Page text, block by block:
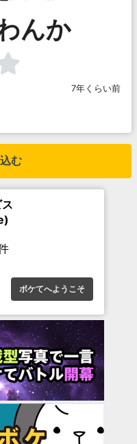
んか
7年くらい前
む
ボケてへようこそ